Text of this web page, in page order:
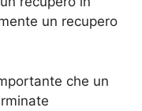
un recupero
che un